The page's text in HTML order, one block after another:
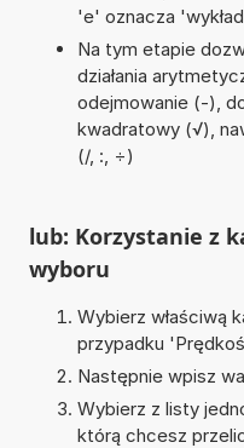
'e' oznacza
Na tym etapie
działania
odejmowanie (-),
kwadratowy (√),
(/, :, ÷)
lub: Korzystanie z
wyboru
Wybierz właściwą
przypadku '
Następnie wpisz
Wybierz z listy
którą chcesz